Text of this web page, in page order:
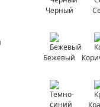
Черный
Бежевый